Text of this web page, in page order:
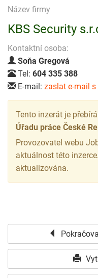
Název firmy
KBS Security
Kontaktní osoba:
Soňa Gregová
Tel: 604 335 388
E-mail: zaslat e-mail
Tento inzerát je
Úřadu práce České
Provozovatel webu
aktuálnost této
aktualizována.